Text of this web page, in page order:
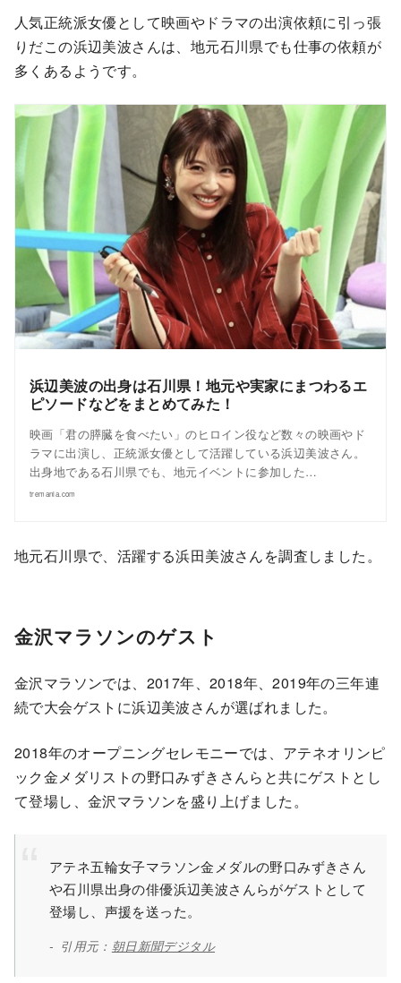
人気正統派女優として映画やドラマの出演依頼に引っ張
りだこの浜辺美波さんは、地元石川県でも仕事の依頼が
多くあるようです。
浜辺美波の出身は石川県！地元や実家にまつわるエ
ピソードなどをまとめてみた！
映画「君の膵臓を食べたい」のヒロイン役など数々の映画やド
ラマに出演し、正統派女優として活躍している浜辺美波さん。
出身地である石川県でも、地元イベントに参加した…
tremania.com
地元石川県で、活躍する浜田美波さんを調査しました。
金沢マラソンのゲスト
金沢マラソンでは、2017年、2018年、2019年の三年連
続で大会ゲストに浜辺美波さんが選ばれました。
2018年のオープニングセレモニーでは、アテネオリンピ
ック金メダリストの野口みずきさんらと共にゲストとし
て登場し、金沢マラソンを盛り上げました。
アテネ五輪女子マラソン金メダルの野口みずきさん
や石川県出身の俳優浜辺美波さんらがゲストとして
登場し、声援を送った。
引用元： 朝日新聞デジタル